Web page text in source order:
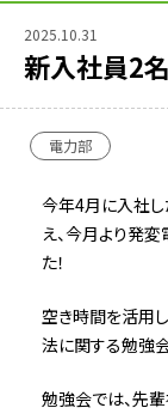
2025.10.31
新入社員2
電力部
今年4月に入社
え、今月より発
た！
空き時間を活用
法に関する勉強
勉強会では、先